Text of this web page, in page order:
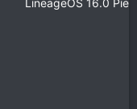
LineageOS 16.0 Pie